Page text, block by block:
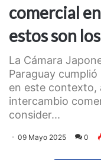
comercial
estos son
La Cámara
Paraguay
en este contexto,
intercambio
consider...
09 Mayo 2025 0